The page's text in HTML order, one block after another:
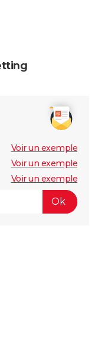
Voir un exemple
Voir un exemple
Voir un exemple